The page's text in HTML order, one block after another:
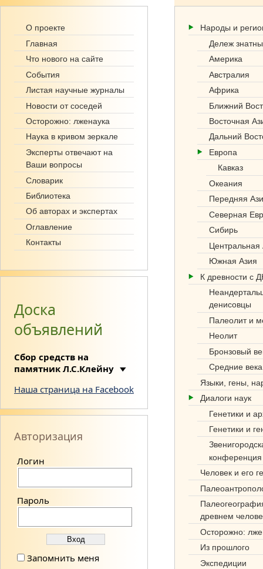
О проекте
Главная
Что нового на сайте
События
Листая научные журналы
Новости от соседей
Осторожно: лженаука
Наука в кривом зеркале
Эксперты отвечают на
Ваши вопросы
Словарик
Библиотека
Об авторах и экспертах
Оглавление
Контакты
Доска
объявлений
Сбор средств на
памятник Л.С.Клейну
Наша страница на Facebook
Авторизация
Логин
Пароль
Запомнить меня
Народы и
Дележ
Америка
Австралия
Африка
Ближний
Восточная
Дальний
Европа
Кавказ
Океания
Передняя
Северная
Сибирь
Центральная
Южная Азия
К древности с
денисовцы
Палеолит и
Неолит
Бронзовый
Средние века
Языки, гены,
Диалоги наук
Генетики и
Генетики и
конференция
Человек и его
древнем
Осторожно:
Из прошлого
Экспедиции